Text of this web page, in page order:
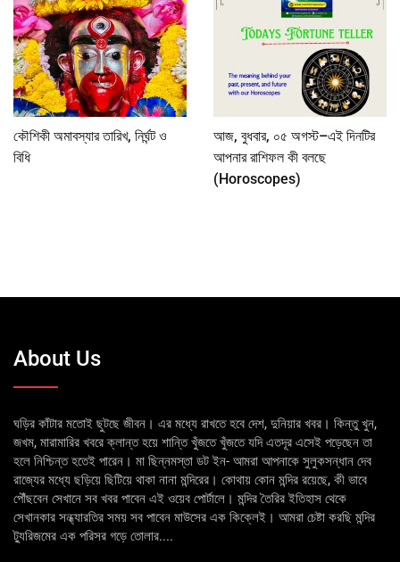
কৌশিকী অমাবস্যার তারিখ, নির্ঘন্ট ও
বিধি
আজ, বুধবার, ০৫ অগস্ট–এই দিনটির
আপনার রাশিফল কী বলছে
(Horoscopes)
About Us
ঘড়ির কাঁটার মতোই ছুটছে জীবন। এর মধ্যে রাখতে হবে দেশ, দুনিয়ার খবর। কিন্তু খুন,
জখম, মারামারির খবরে ক্লান্ত হয়ে শান্তি খুঁজতে খুঁজতে যদি এতদূর এসেই পড়েছেন তা
হলে নিশ্চিন্ত হতেই পারেন। মা ছিন্নমস্তা ডট ইন- আমরা আপনাকে সুলুকসন্ধান দেব
রাজ্যের মধ্যে ছড়িয়ে ছিটিয়ে থাকা নানা মন্দিরের। কোথায় কোন মন্দির রয়েছে, কী ভাবে
পৌঁছবেন সেখানে সব খবর পাবেন এই ওয়েব পোর্টালে। মন্দির তৈরির ইতিহাস থেকে
সেখানকার সন্ধ্যারতির সময় সব পাবেন মাউসের এক কিক্লেই। আমরা চেষ্টা করছি মন্দির
ট্যুরিজমের এক পরিসর গড়ে তোলার....